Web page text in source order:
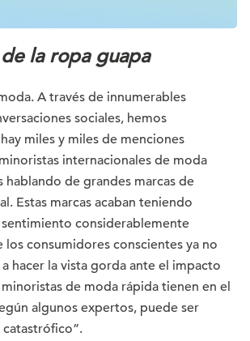
la ropa guapa
A través de innumerables
sociales, hemos
miles y miles de menciones
internacionales de moda
hablando de grandes marcas de
Estas marcas acaban teniendo
considerablemente
los consumidores conscientes ya no
hacer la vista gorda ante el impacto
de moda rápida tienen en el
algunos expertos, puede ser